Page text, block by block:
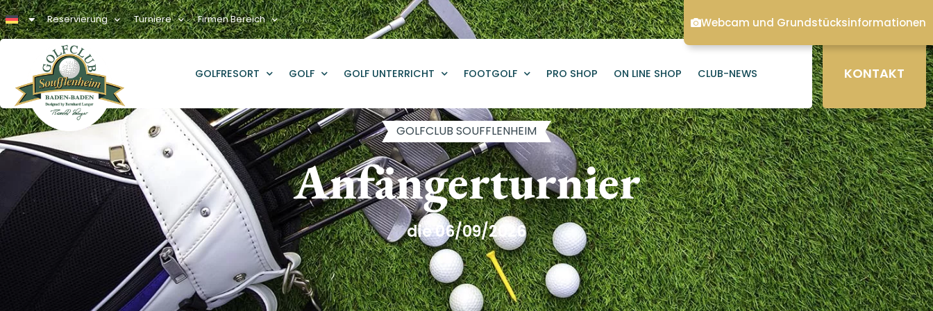
Reservierung Turniere Firmen Bereich
GOLFRESORT GOLF GOLF UNTERRICHT FOOTGOLF PRO SHOP ON LINE SHOP CLUB-NEWS KONTAKT
GOLFCLUB SOUFFLENHEIM
Anfängerturnier
die 06/09/2026
Webcam und Grundstücksinformationen